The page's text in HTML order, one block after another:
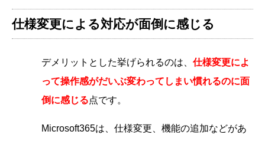
仕様変更による対応が面倒に感じる
デメリットとした挙げられるのは、 仕様変更によ
って操作感がだいぶ変わってしまい慣れるのに面
倒に感じる点です。
Microsoft365は、仕様変更、機能の追加などがあ